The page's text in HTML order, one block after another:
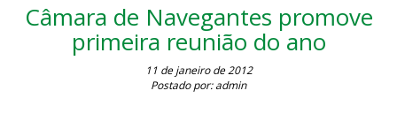
Câmara de Navegantes promove
primeira reunião do ano
11 de janeiro de 2012
Postado por: admin